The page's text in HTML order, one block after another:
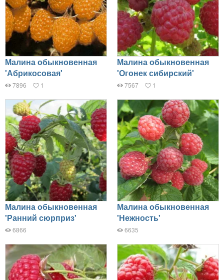
Малина обыкновенная
'Абрикосовая'
7896 1
Малина обыкновенная
'Огонек сибирский'
7567 1
Малина обыкновенная
'Ранний сюрприз'
6866
Малина обыкновенная
'Нежность'
6635